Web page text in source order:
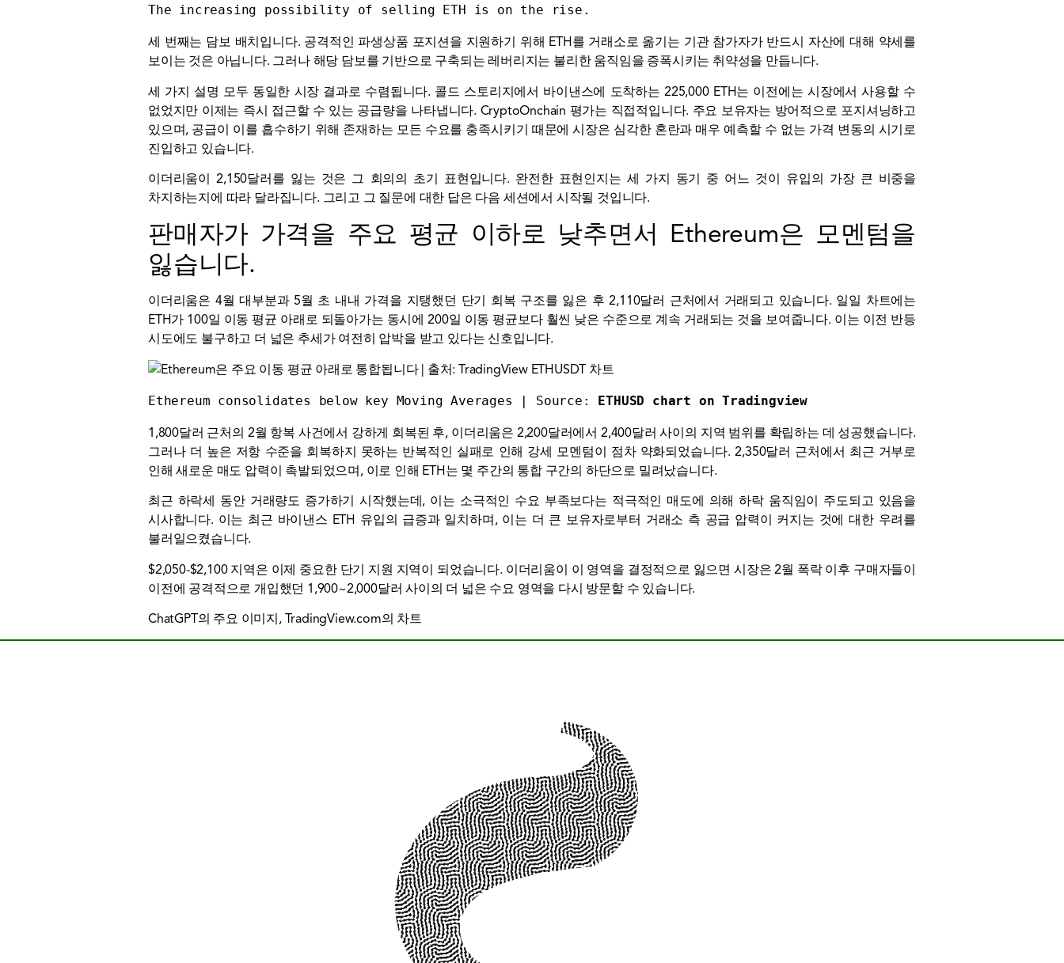
The increasing possibility of selling ETH is on the rise.
세 번째는 담보 배치입니다. 공격적인 파생상품 포지션을 지원하기 위해 ETH를 거래소로 옮기는 기관 참가자가 반드시 자산에 대해 약세를
보이는 것은 아닙니다. 그러나 해당 담보를 기반으로 구축되는 레버리지는 불리한 움직임을 증폭시키는 취약성을 만듭니다.
세 가지 설명 모두 동일한 시장 결과로 수렴됩니다. 콜드 스토리지에서 바이낸스에 도착하는 225,000 ETH는 이전에는 시장에서 사용할 수
없었지만 이제는 즉시 접근할 수 있는 공급량을 나타냅니다. CryptoOnchain 평가는 직접적입니다. 주요 보유자는 방어적으로 포지셔닝하고
있으며, 공급이 이를 흡수하기 위해 존재하는 모든 수요를 충족시키기 때문에 시장은 심각한 혼란과 매우 예측할 수 없는 가격 변동의 시기로
진입하고 있습니다.
이더리움이 2,150달러를 잃는 것은 그 회의의 초기 표현입니다. 완전한 표현인지는 세 가지 동기 중 어느 것이 유입의 가장 큰 비중을
차지하는지에 따라 달라집니다. 그리고 그 질문에 대한 답은 다음 세션에서 시작될 것입니다.
판매자가 가격을 주요 평균 이하로 낮추면서 Ethereum은 모멘텀을
잃습니다.
이더리움은 4월 대부분과 5월 초 내내 가격을 지탱했던 단기 회복 구조를 잃은 후 2,110달러 근처에서 거래되고 있습니다. 일일 차트에는
ETH가 100일 이동 평균 아래로 되돌아가는 동시에 200일 이동 평균보다 훨씬 낮은 수준으로 계속 거래되는 것을 보여줍니다. 이는 이전 반등
시도에도 불구하고 더 넓은 추세가 여전히 압박을 받고 있다는 신호입니다.
Ethereum consolidates below key Moving Averages | Source: ETHUSD chart on Tradingview
1,800달러 근처의 2월 항복 사건에서 강하게 회복된 후, 이더리움은 2,200달러에서 2,400달러 사이의 지역 범위를 확립하는 데 성공했습니다.
그러나 더 높은 저항 수준을 회복하지 못하는 반복적인 실패로 인해 강세 모멘텀이 점차 약화되었습니다. 2,350달러 근처에서 최근 거부로
인해 새로운 매도 압력이 촉발되었으며, 이로 인해 ETH는 몇 주간의 통합 구간의 하단으로 밀려났습니다.
최근 하락세 동안 거래량도 증가하기 시작했는데, 이는 소극적인 수요 부족보다는 적극적인 매도에 의해 하락 움직임이 주도되고 있음을
시사합니다. 이는 최근 바이낸스 ETH 유입의 급증과 일치하며, 이는 더 큰 보유자로부터 거래소 측 공급 압력이 커지는 것에 대한 우려를
불러일으켰습니다.
$2,050-$2,100 지역은 이제 중요한 단기 지원 지역이 되었습니다. 이더리움이 이 영역을 결정적으로 잃으면 시장은 2월 폭락 이후 구매자들이
이전에 공격적으로 개입했던 1,900~2,000달러 사이의 더 넓은 수요 영역을 다시 방문할 수 있습니다.
ChatGPT의 주요 이미지, TradingView.com의 차트